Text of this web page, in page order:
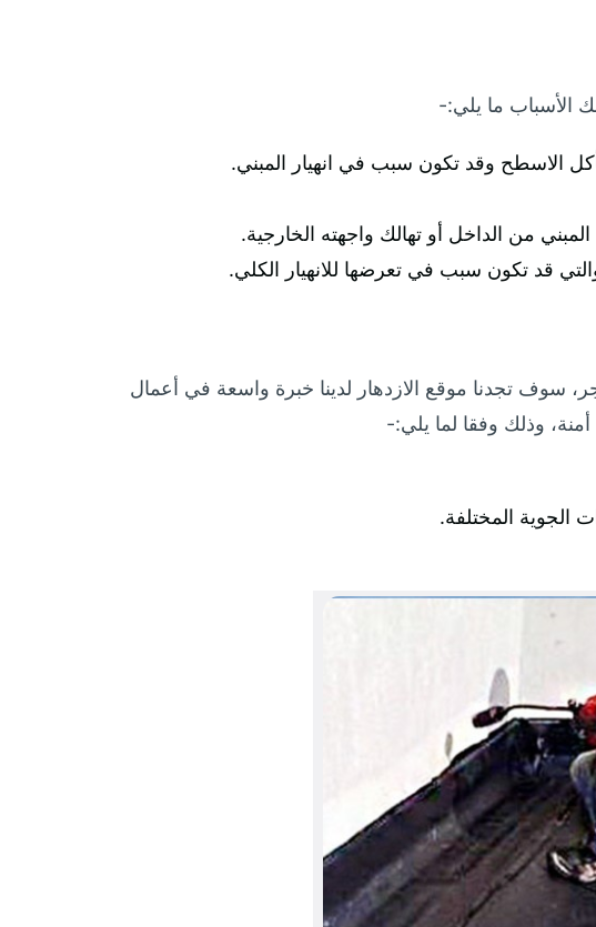
الأسباب ما يلي:-
الاسطح وقد تكون سبب في انهيار المبني.
من الداخل أو تهالك واجهته الخارجية.
قد تكون سبب في تعرضها للانهيار الكلي.
تجدنا موقع الازدهار لدينا خبرة واسعة في أعمال
أمنة، وذلك وفقا لما يلي:-
الجوية المختلفة.